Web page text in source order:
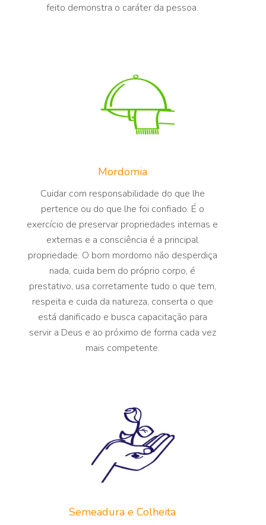
feito demonstra o caráter da pessoa.
Mordomia
Cuidar com responsabilidade do que lhe
pertence ou do que lhe foi confiado. É o
exercício de preservar propriedades internas e
externas e a consciência é a principal
propriedade. O bom mordomo não desperdiça
nada, cuida bem do próprio corpo, é
prestativo, usa corretamente tudo o que tem,
respeita e cuida da natureza, conserta o que
está danificado e busca capacitação para
servir a Deus e ao próximo de forma cada vez
mais competente.
Semeadura e Colheita